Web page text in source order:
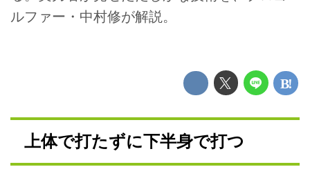
ルファー・中村修が解説。
上体で打たずに下半身で打つ